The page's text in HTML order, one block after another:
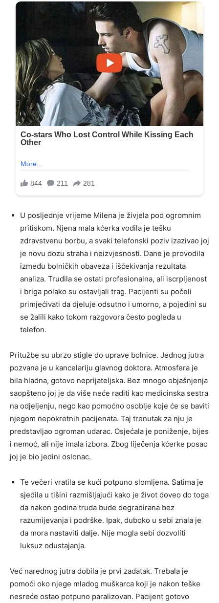
U posljednje vrijeme Milena je živjela pod ogromnim
pritiskom. Njena mala kćerka vodila je tešku
zdravstvenu borbu, a svaki telefonski poziv izazivao joj
je novu dozu straha i neizvjesnosti. Dane je provodila
između bolničkih obaveza i iščekivanja rezultata
analiza. Trudila se ostati profesionalna, ali iscrpljenost
i briga polako su ostavljali trag. Pacijenti su počeli
primjećivati da djeluje odsutno i umorno, a pojedini su
se žalili kako tokom razgovora često pogleda u
telefon.
Pritužbe su ubrzo stigle do uprave bolnice. Jednog jutra
pozvana je u kancelariju glavnog doktora. Atmosfera je
bila hladna, gotovo neprijateljska. Bez mnogo objašnjenja
saopšteno joj je da više neće raditi kao medicinska sestra
na odjeljenju, nego kao pomoćno osoblje koje će se baviti
njegom nepokretnih pacijenata. Taj trenutak za nju je
predstavljao ogroman udarac. Osjećala je poniženje, bijes
i nemoć, ali nije imala izbora. Zbog liječenja kćerke posao
joj je bio jedini oslonac.
Te večeri vratila se kući potpuno slomljena. Satima je
sjedila u tišini razmišljajući kako je život doveo do toga
da nakon godina truda bude degradirana bez
razumijevanja i podrške. Ipak, duboko u sebi znala je
da mora nastaviti dalje. Nije mogla sebi dozvoliti
luksuz odustajanja.
Već narednog jutra dobila je prvi zadatak. Trebala je
pomoći oko njege mladog muškarca koji je nakon teške
nesreće ostao potpuno paralizovan. Pacijent gotovo